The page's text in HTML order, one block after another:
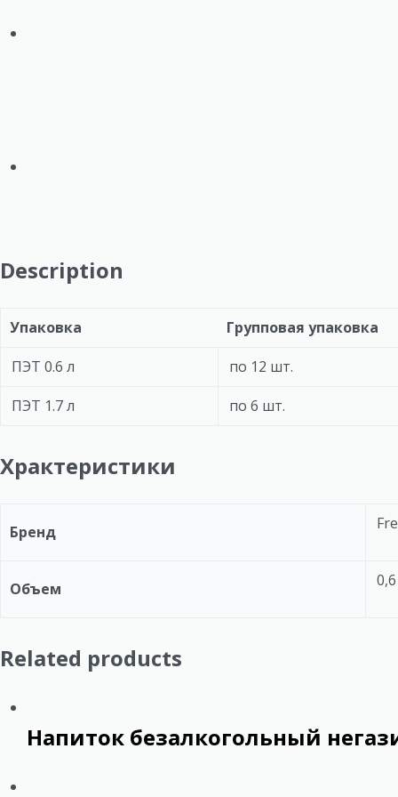
Description
Упаковка Групповая упаковка
ПЭТ 0.6 л
по 12 шт.
ПЭТ 1.7 л
по 6 шт.
Храктеристики
Бренд
Объем
Related products
Напиток безалкогольный